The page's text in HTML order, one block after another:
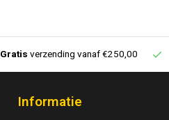
Gratis verzending vanaf €250,00
Informatie